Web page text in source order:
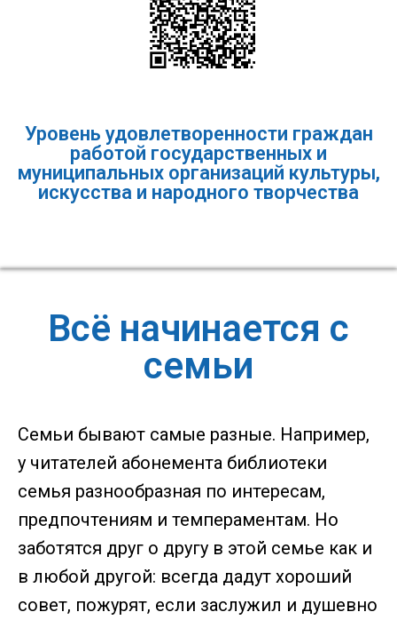
Уровень удовлетворенности граждан
работой государственных и
муниципальных организаций культуры,
искусства и народного творчества
Всё начинается с
семьи
Семьи бывают самые разные. Например,
у читателей абонемента библиотеки
семья разнообразная по интересам,
предпочтениям и темпераментам. Но
заботятся друг о другу в этой семье как и
в любой другой: всегда дадут хороший
совет, пожурят, если заслужил и душевно